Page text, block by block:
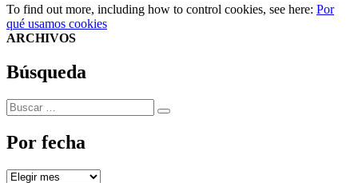
To find out more, including how to control cookies, see here: Por
qué usamos cookies
ARCHIVOS
Búsqueda
Buscar
por:
Buscar
Por fecha
Por